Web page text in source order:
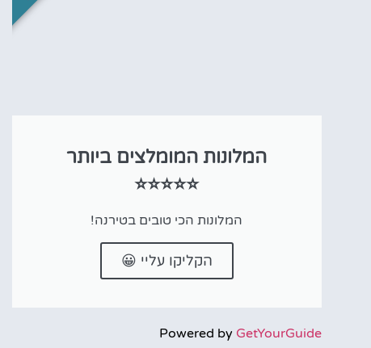
המלונות המומלצים ביותר
⭐⭐⭐⭐⭐
המלונות הכי טובים בטירנה!
הקליקו עליי 😀
Powered by GetYourGuide